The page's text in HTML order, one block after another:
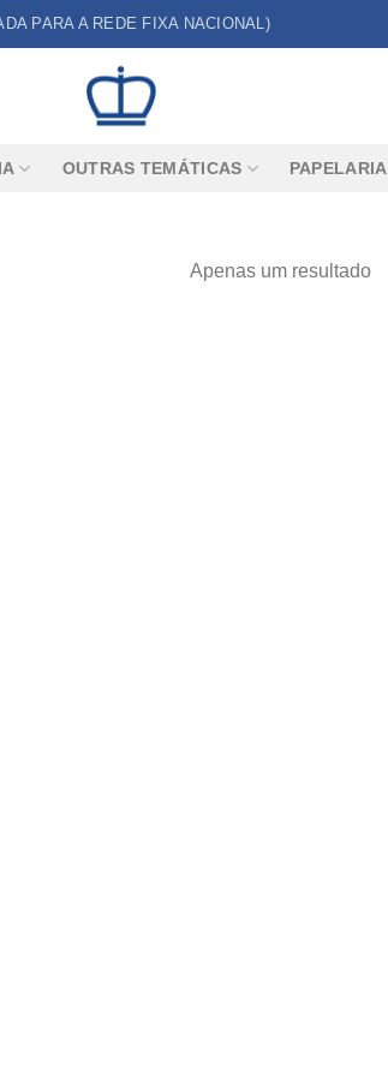
PARA A REDE FIXA NACIONAL)
OUTRAS TEMÁTICAS PAPELARIA
Apenas um resultado